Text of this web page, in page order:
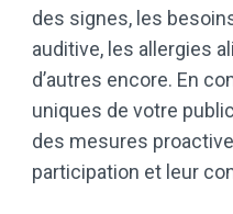
des signes, les
auditive, les allergies
d’autres encore. En
uniques de votre
des mesures
participation et leur